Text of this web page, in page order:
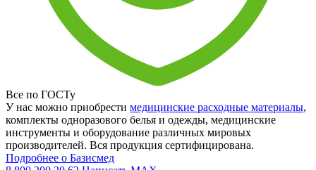
Все по ГОСТу
У нас можно приобрести медицинские расходные материалы,
комплекты одноразового белья и одежды, медицинские
инструменты и оборудование различных мировых
производителей. Вся продукция сертифицирована.
Подробнее о Базисмед